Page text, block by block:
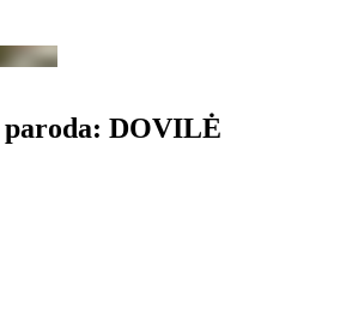
DOVILĖ